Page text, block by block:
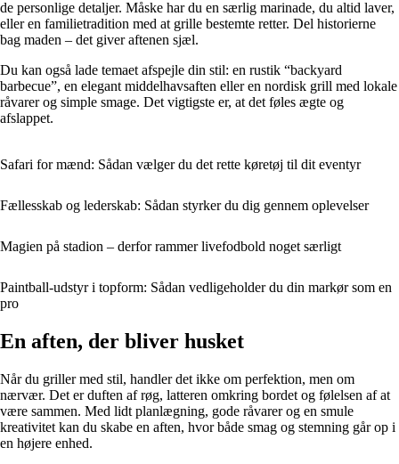
de personlige detaljer. Måske har du en særlig marinade, du altid laver,
eller en familietradition med at grille bestemte retter. Del historierne
bag maden – det giver aftenen sjæl.
Du kan også lade temaet afspejle din stil: en rustik “backyard
barbecue”, en elegant middelhavsaften eller en nordisk grill med lokale
råvarer og simple smage. Det vigtigste er, at det føles ægte og
afslappet.
Safari for mænd: Sådan vælger du det rette køretøj til dit eventyr
Fællesskab og lederskab: Sådan styrker du dig gennem oplevelser
Magien på stadion – derfor rammer livefodbold noget særligt
Paintball-udstyr i topform: Sådan vedligeholder du din markør som en
pro
En aften, der bliver husket
Når du griller med stil, handler det ikke om perfektion, men om
nærvær. Det er duften af røg, latteren omkring bordet og følelsen af at
være sammen. Med lidt planlægning, gode råvarer og en smule
kreativitet kan du skabe en aften, hvor både smag og stemning går op i
en højere enhed.